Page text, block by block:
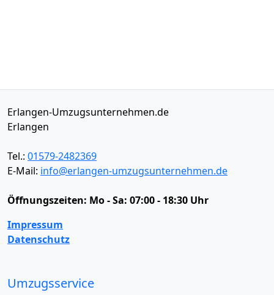
Erlangen-Umzugsunternehmen.de
Erlangen
Tel.: 01579-2482369
E-Mail: info@erlangen-umzugsunternehmen.de
Öffnungszeiten: Mo - Sa: 07:00 - 18:30 Uhr
Impressum
Datenschutz
Umzugsservice